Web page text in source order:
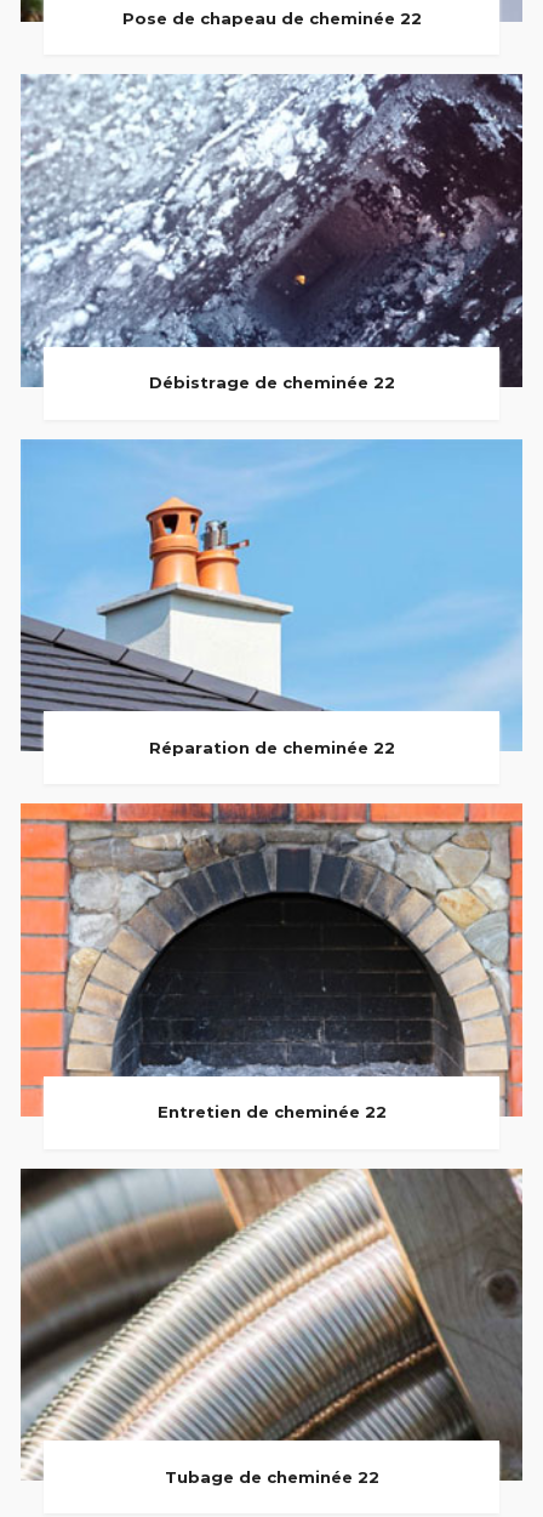
Pose de chapeau de cheminée 22
Débistrage de cheminée 22
Réparation de cheminée 22
Entretien de cheminée 22
Tubage de cheminée 22